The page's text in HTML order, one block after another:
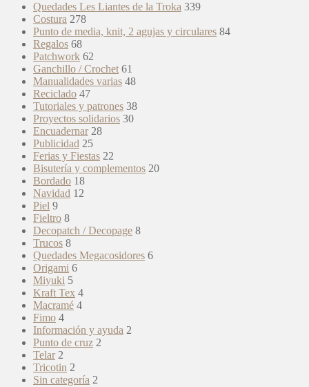
Quedades Les Liantes de la Troka 339
Costura 278
Punto de media, knit, 2 agujas y circulares 84
Regalos 68
Patchwork 62
Ganchillo / Crochet 61
Manualidades varias 48
Reciclado 47
Tutoriales y patrones 38
Proyectos solidarios 30
Encuadernar 28
Publicidad 25
Ferias y Fiestas 22
Bisutería y complementos 20
Bordado 18
Navidad 12
Piel 9
Fieltro 8
Decopatch / Decopage 8
Trucos 8
Quedades Megacosidores 6
Origami 6
Miyuki 5
Kraft Tex 4
Macramé 4
Fimo 4
Información y ayuda 2
Punto de cruz 2
Telar 2
Tricotin 2
Sin categoría 2